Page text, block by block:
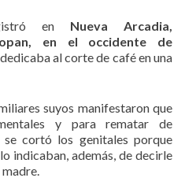
en Nueva Arcadia,
en el occidente de
al corte de café en una
suyos manifestaron que
y para rematar de
se cortó los genitales porque
indicaban, además, de decirle
madre.